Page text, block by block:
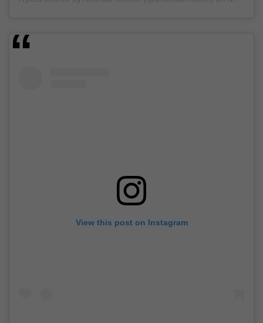
View this post on Instagram